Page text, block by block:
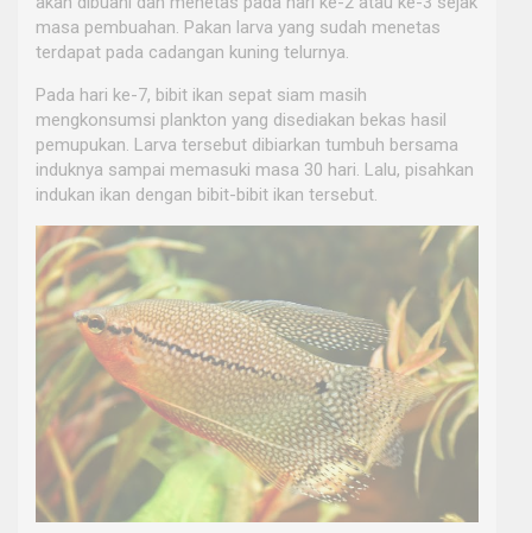
masa pembuahan. Pakan larva yang sudah menetas
terdapat pada cadangan kuning telurnya.
Pada hari ke-7, bibit ikan sepat siam masih
mengkonsumsi plankton yang disediakan bekas hasil
pemupukan. Larva tersebut dibiarkan tumbuh bersama
induknya sampai memasuki masa 30 hari. Lalu, pisahkan
indukan ikan dengan bibit-bibit ikan tersebut.